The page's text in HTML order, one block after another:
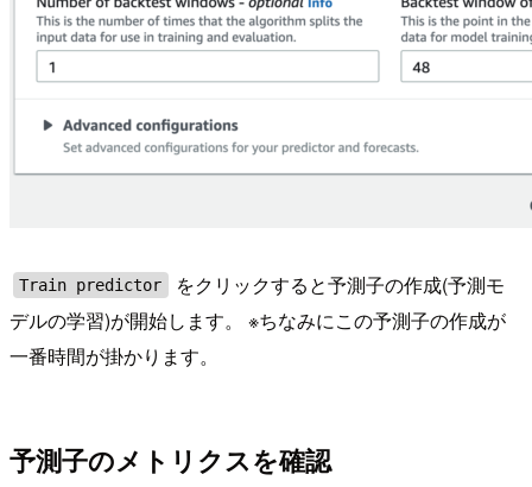
Train predictor
をクリックすると予測子の作成(予測モ
デルの学習)が開始します。 ※ちなみにこの予測子の作成が
一番時間が掛かります。
予測子のメトリクスを確認